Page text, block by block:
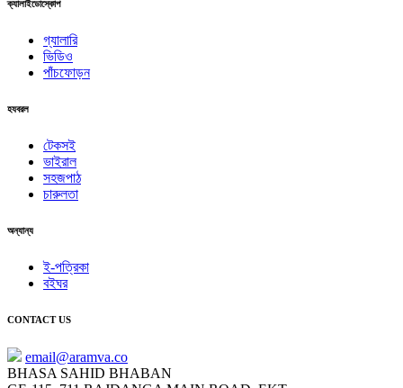
ক্যালাইডোস্কোপ
গ্যালারি
ভিডিও
পাঁচফোড়ন
হযবরল
টেকসই
ভাইরাল
সহজপাঠ
চারুলতা
অন্যান্য
ই-পত্রিকা
বইঘর
CONTACT US
email@aramva.co
BHASA SAHID BHABAN